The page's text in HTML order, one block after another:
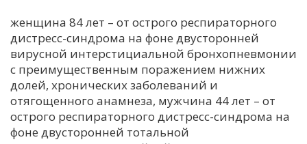
Е
И
С
женщина 84 лет – от острого респираторного
дистресс-синдрома на фоне двусторонней
вирусной интерстициальной бронхопневмонии
с преимущественным поражением нижних
долей, хронических заболеваний и
отягощенного анамнеза, мужчина 44 лет – от
острого респираторного дистресс-синдрома на
фоне двусторонней тотальной